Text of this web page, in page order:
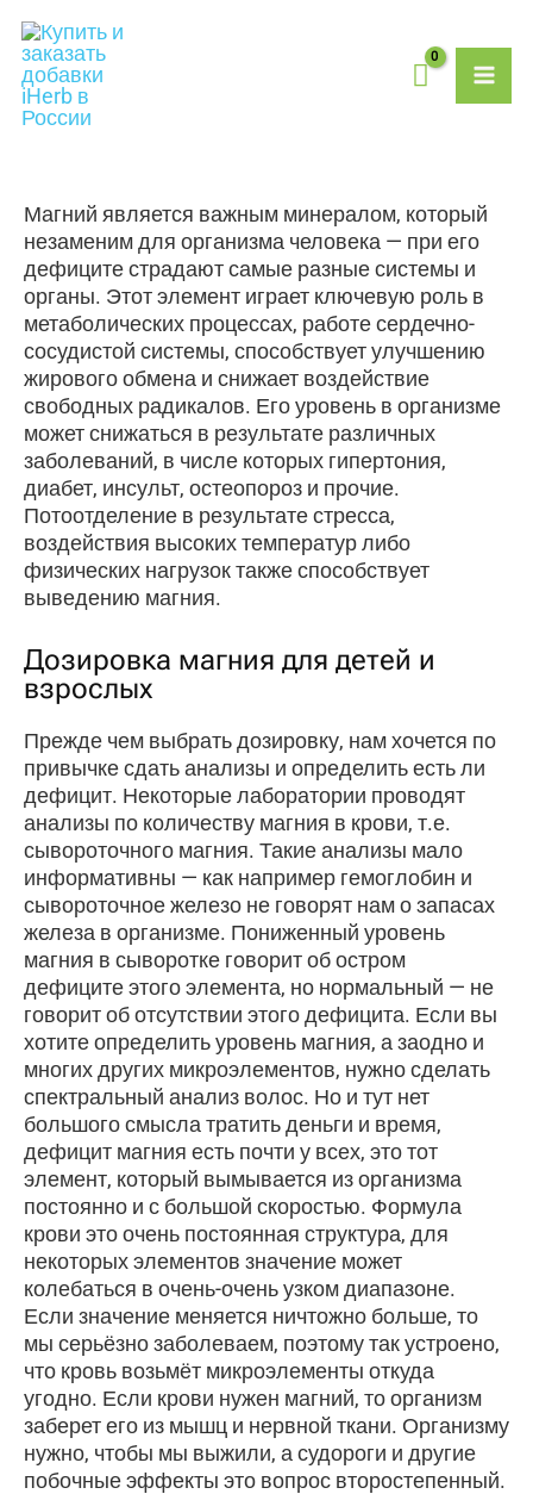
содержимому
Магний является важным минералом, который
незаменим для организма человека — при его
дефиците страдают самые разные системы и
органы. Этот элемент играет ключевую роль в
метаболических процессах, работе сердечно-
сосудистой системы, способствует улучшению
жирового обмена и снижает воздействие
свободных радикалов. Его уровень в организме
может снижаться в результате различных
заболеваний, в числе которых гипертония,
диабет, инсульт, остеопороз и прочие.
Потоотделение в результате стресса,
воздействия высоких температур либо
физических нагрузок также способствует
выведению магния.
Дозировка магния для детей и
взрослых
Прежде чем выбрать дозировку, нам хочется по
привычке сдать анализы и определить есть ли
дефицит. Некоторые лаборатории проводят
анализы по количеству магния в крови, т.е.
сывороточного магния. Такие анализы мало
информативны — как например гемоглобин и
сывороточное железо не говорят нам о запасах
железа в организме. Пониженный уровень
магния в сыворотке говорит об остром
дефиците этого элемента, но нормальный — не
говорит об отсутствии этого дефицита. Если вы
хотите определить уровень магния, а заодно и
многих других микроэлементов, нужно сделать
спектральный анализ волос. Но и тут нет
большого смысла тратить деньги и время,
дефицит магния есть почти у всех, это тот
элемент, который вымывается из организма
постоянно и с большой скоростью. Формула
крови это очень постоянная структура, для
некоторых элементов значение может
колебаться в очень-очень узком диапазоне.
Если значение меняется ничтожно больше, то
мы серьёзно заболеваем, поэтому так устроено,
что кровь возьмёт микроэлементы откуда
угодно. Если крови нужен магний, то организм
заберет его из мышц и нервной ткани. Организму
нужно, чтобы мы выжили, а судороги и другие
побочные эффекты это вопрос второстепенный.